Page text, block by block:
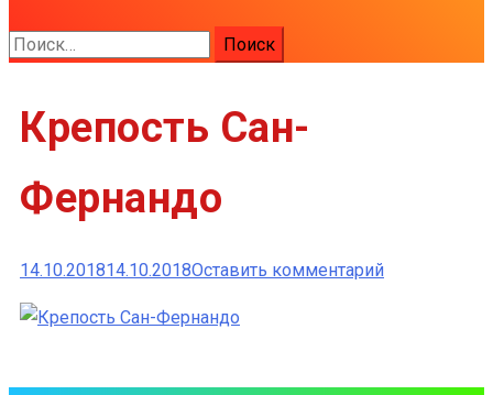
Найти:
Крепость Сан-
Фернандо
14.10.201814.10.2018Оставить комментарийк